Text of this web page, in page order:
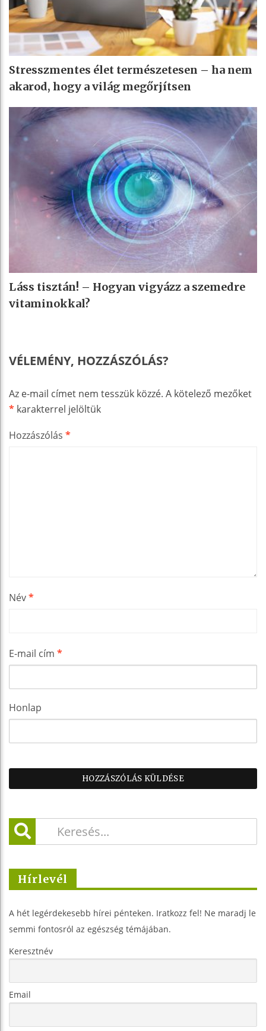
Stresszmentes élet természetesen – ha nem
akarod, hogy a világ megőrjítsen
Láss tisztán! – Hogyan vigyázz a szemedre
vitaminokkal?
VÉLEMÉNY, HOZZÁSZÓLÁS?
Az e-mail címet nem tesszük közzé. A kötelező mezőket
* karakterrel jelöltük
Hozzászólás *
Név*
E-mail cím *
Honlap
Hírlevél
A hét legérdekesebb hírei pénteken. Iratkozz fel! Ne maradj le
semmi fontosról az egészség témájában.
Keresztnév
Email